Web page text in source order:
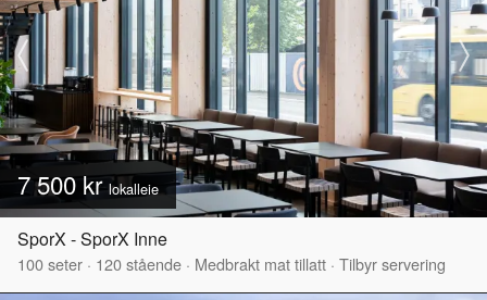
7 500 krlokalleie
SporX - SporX Inne
100seter · 120stående · Medbrakt mat tillatt · Tilbyr servering